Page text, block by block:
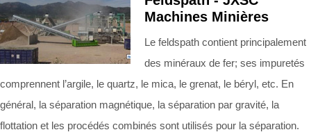
Machines Minières
Le feldspath contient principalement
des minéraux de fer; ses impuretés
comprennent l’argile, le quartz, le mica, le grenat, le béryl, etc. En
général, la séparation magnétique, la séparation par gravité, la
flottation et les procédés combinés sont utilisés pour la séparation.